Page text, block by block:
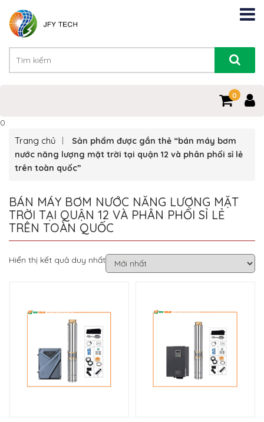
0
0
Trang chủ
Sản phẩm được gắn thẻ “bán máy bơm
nước năng lượng mặt trời tại quận 12 và phân phối sỉ lẻ
trên toàn quốc”
BÁN MÁY BƠM NƯỚC NĂNG LƯỢNG MẶT
TRỜI TẠI QUẬN 12 VÀ PHÂN PHỐI SỈ LẺ
TRÊN TOÀN QUỐC
Hiển thị kết quả duy nhất